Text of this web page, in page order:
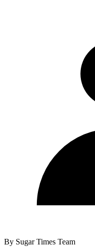
By Sugar Times Team